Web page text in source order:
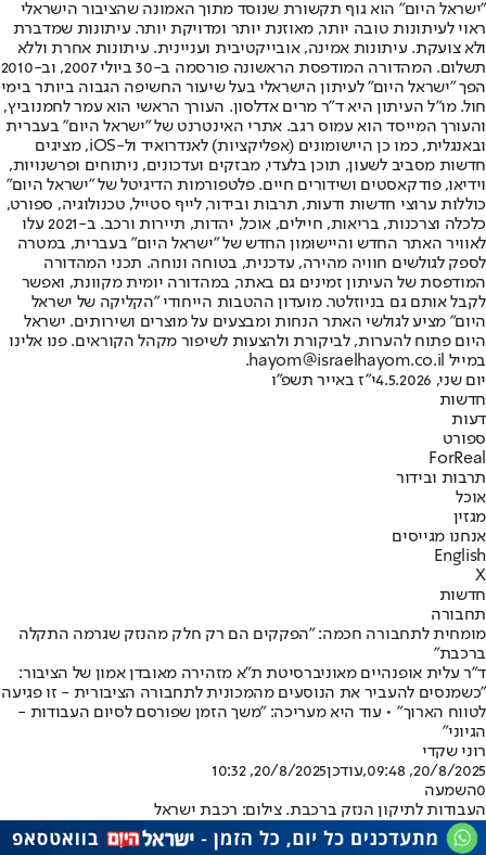
"ישראל היום" הוא גוף תקשורת שנוסד מתוך האמונה שהציבור הישראלי
ראוי לעיתונות טובה יותר, מאוזנת יותר ומדויקת יותר. עיתונות שמדברת
ולא צועקת. עיתונות אמינה, אובייקטיבית ועניינית. עיתונות אחרת וללא
תשלום. המהדורה המודפסת הראשונה פורסמה ב-30 ביולי 2007, וב-2010
הפך "ישראל היום" לעיתון הישראלי בעל שיעור החשיפה הגבוה ביותר בימי
חול. מו"ל העיתון היא ד"ר מרים אדלסון. העורך הראשי הוא עמר לחמנוביץ,
והעורך המייסד הוא עמוס רגב. אתרי האינטרנט של "ישראל היום" בעברית
ובאנגלית, כמו כן היישומונים (אפליקציות) לאנדרואיד ול-iOS, מציגים
חדשות מסביב לשעון, תוכן בלעדי, מבזקים ועדכונים, ניתוחים ופרשנויות,
וידיאו, פודקאסטים ושידורים חיים. פלטפורמות הדיגיטל של "ישראל היום"
כוללות ערוצי חדשות ודעות, תרבות ובידור, לייף סטייל, טכנולוגיה, ספורט,
כלכלה וצרכנות, בריאות, חיילים, אוכל, יהדות, תיירות ורכב. ב-2021 עלו
לאוויר האתר החדש והיישומון החדש של "ישראל היום" בעברית, במטרה
לספק לגולשים חוויה מהירה, עדכנית, בטוחה ונוחה. תכני המהדורה
המודפסת של העיתון זמינים גם באתר, במהדורה יומית מקוונת, ואפשר
לקבל אותם גם בניוזלטר. מועדון ההטבות הייחודי "הקליקה של ישראל
היום" מציע לגולשי האתר הנחות ומבצעים על מוצרים ושירותים. ישראל
היום פתוח להערות, לביקורת ולהצעות לשיפור מקהל הקוראים. פנו אלינו
במייל hayom@israelhayom.co.il.
יום שני, 4.5.2026
י"ז באייר תשפ"ו
חדשות
דעות
ספורט
ForReal
תרבות ובידור
אוכל
מגזין
אנחנו מגייסים
English
X
חדשות
תחבורה
מומחית לתחבורה חכמה: "הפקקים הם רק חלק מהנזק שגרמה התקלה
ברכבת"
ד"ר עלית אופנהיים מאוניברסיטת ת"א מזהירה מאובדן אמון של הציבור:
"כשמנסים להעביר את הנוסעים מהמכונית לתחבורה הציבורית - זו פגיעה
לטווח הארוך" • עוד היא מעריכה: "משך הזמן שפורסם לסיום העבודות -
הגיוני"
רוני שקדי
20/8/2025, 09:48
,עודכן20/8/2025, 10:32
0השמעה
העבודות לתיקון הנזק ברכבת. צילום: רכבת ישראל